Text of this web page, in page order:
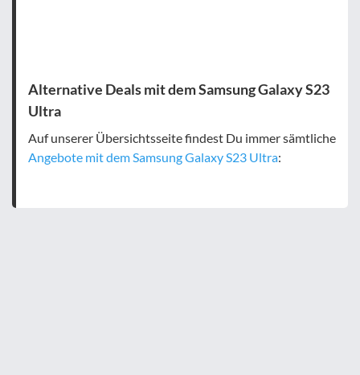
Alternative Deals mit dem Samsung Galaxy S23
Ultra
Auf unserer Übersichtsseite findest Du immer sämtliche
Angebote mit dem Samsung Galaxy S23 Ultra: